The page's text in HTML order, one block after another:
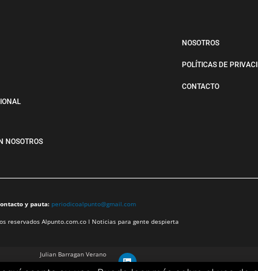
NOSOTROS
NOSOTROS
POLÍTICAS DE
CONTACTO
y pauta: periodicoalpunto@gmail.com
reservados Alpunto.com.co l Noticias para gente despierta
Julian Barragan Verano